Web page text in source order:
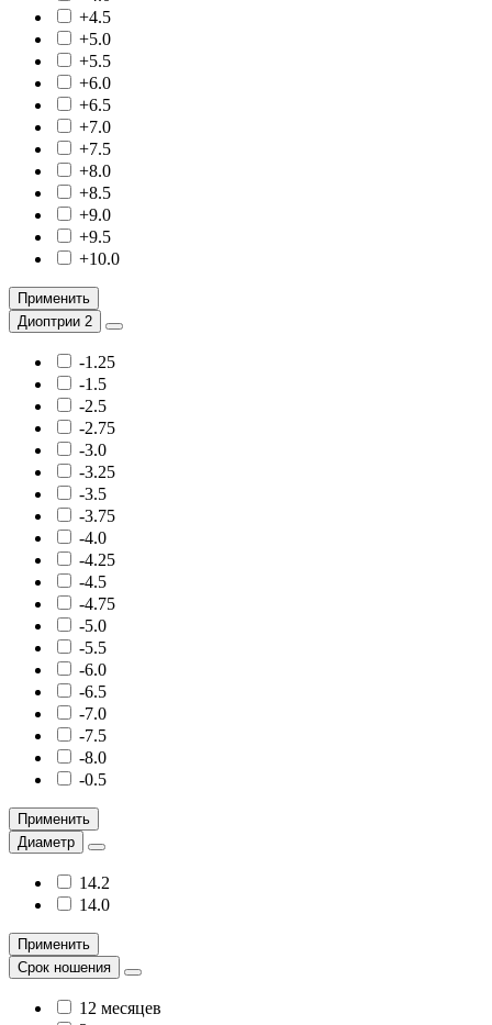
+4.5
+5.0
+5.5
+6.0
+6.5
+7.0
+7.5
+8.0
+8.5
+9.0
+9.5
+10.0
Применить
Диоптрии 2
-1.25
-1.5
-2.5
-2.75
-3.0
-3.25
-3.5
-3.75
-4.0
-4.25
-4.5
-4.75
-5.0
-5.5
-6.0
-6.5
-7.0
-7.5
-8.0
-0.5
Применить
Диаметр
14.2
14.0
Применить
Срок ношения
12 месяцев